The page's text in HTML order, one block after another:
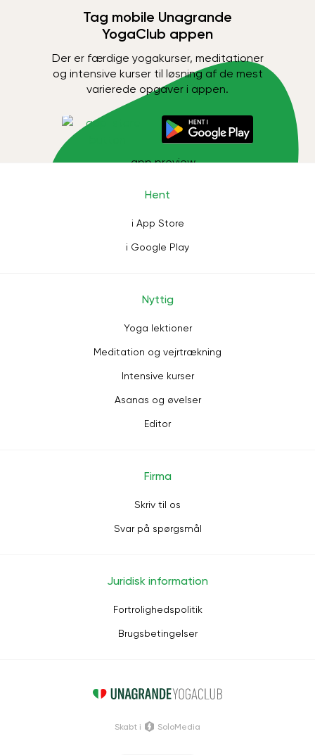
Tag mobile Unagrande
YogaClub appen
Der er færdige yogakurser, meditationer
og intensive kurser til løsning af de mest
varierede opgaver i appen.
Hent
i App Store
i Google Play
Nyttig
Yoga lektioner
Meditation og vejrtrækning
Intensive kurser
Asanas og øvelser
Editor
Firma
Skriv til os
Svar på spørgsmål
Juridisk information
Fortrolighedspolitik
Brugsbetingelser
Skabt i SoloMedia